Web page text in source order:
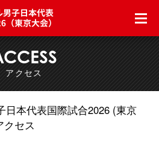
アクセス
日本代表国際試合2026 (東京
クセス